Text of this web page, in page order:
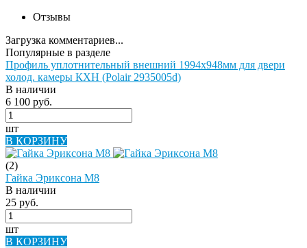
Отзывы
Загрузка комментариев...
Популярные в разделе
Профиль уплотнительный внешний 1994х948мм для двери
холод. камеры КХН (Polair 2935005d)
В наличии
6 100 руб.
шт
В КОРЗИНУ
(2)
Гайка Эриксона М8
В наличии
25 руб.
шт
В КОРЗИНУ